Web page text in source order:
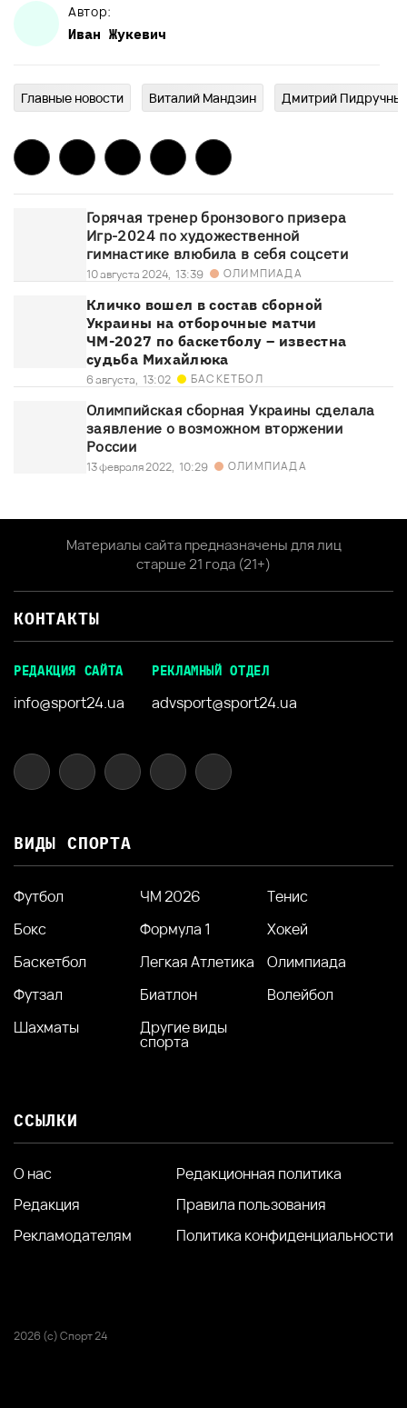
Автор:
Иван Жукевич
Главныe новости Виталий Мандзин Дмитрий
Горячая тренер бронзового призера
Игр-2024 по художественной
гимнастике влюбила в себя соцсети
10 августа 2024, 13:39 ОЛИМПИАДА
Кличко вошел в состав сборной
Украины на отборочные матчи
ЧМ-2027 по баскетболу – известна
судьба Михайлюка
6 августа, 13:02 БАСКЕТБОЛ
Олимпийская сборная Украины сделала
заявление о возможном вторжении
России
13 февраля 2022, 10:29 ОЛИМПИАДА
Материалы сайта предназначены для лиц
старше 21 года (21+)
КОНТАКТЫ
РЕДАКЦИЯ САЙТА
info@sport24.ua
РЕКЛАМНЫЙ ОТДЕЛ
advsport@sport24.ua
ВИДЫ СПОРТА
Футбол ЧМ 2026
Тенис
Бокс
Формула 1
Хокей
Баскетбол
Легкая Атлетика
Олимпиада
Футзал
Биатлон
Волейбол
Шахматы
Другие виды
спорта
ССЫЛКИ
О нас
Редакция
Рекламодателям
Редакционная политика
Правила пользования
Политика конфиденциальности
2026 (с) Спорт 24